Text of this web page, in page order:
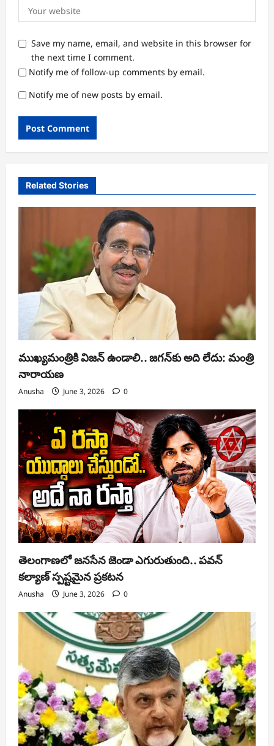
Save my name, email, and website in this browser for
the next time I comment.
Notify me of follow-up comments by email.
Notify me of new posts by email.
Related Stories
ముఖ్యమంత్రికి విజన్ ఉండాలి.. జగన్‌కు అది లేదు: మంత్రి
నారాయణ
Anusha June 3, 2026 0
తెలంగాణలో జనసేన జెండా ఎగురుతుంది.. పవన్
కల్యాణ్ స్పష్టమైన ప్రకటన
Anusha June 3, 2026 0